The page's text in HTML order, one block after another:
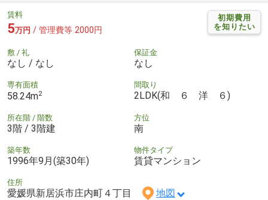
初期費用
を知りたい
賃料
5万円 / 管理費等 2000円
敷 / 礼
なし / なし
保証金
なし
専有面積
58.24m2
間取り
2LDK(和 ６ 洋 ６)
所在階 / 階数
3階 / 3階建
方位
南
築年数
1996年9月(築30年)
物件タイプ
賃貸マンション
住所
愛媛県新居浜市庄内町４丁目 地図